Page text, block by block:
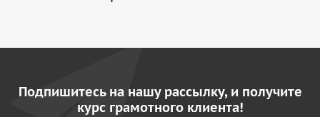
Подпишитесь на нашу рассылку, и получите
курс грамотного клиента!